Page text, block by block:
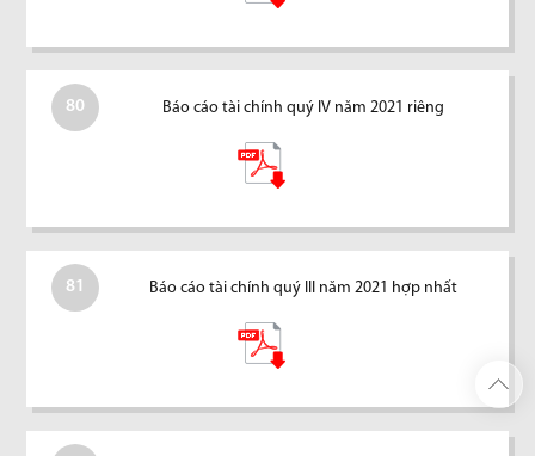
80 Báo cáo tài chính quý IV năm 2021 riêng
81 Báo cáo tài chính quý III năm 2021 hợp nhất